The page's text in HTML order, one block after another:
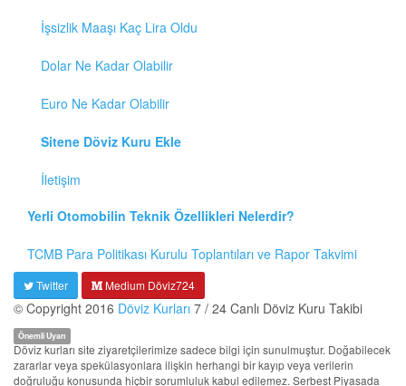
İşsizlik Maaşı Kaç Lira Oldu
Dolar Ne Kadar Olabilir
Euro Ne Kadar Olabilir
Sitene Döviz Kuru Ekle
İletişim
Yerli Otomobilin Teknik Özellikleri Nelerdir?
TCMB Para Politikası Kurulu Toplantıları ve Rapor Takvimi
Twitter Medium Döviz724
© Copyright 2016 Döviz Kurları 7 / 24 Canlı Döviz Kuru Takibi
Önemli Uyarı
Döviz kurları site ziyaretçilerimize sadece bilgi için sunulmuştur. Doğabilecek
zararlar veya spekülasyonlara ilişkin herhangi bir kayıp veya verilerin
doğruluğu konusunda hiçbir sorumluluk kabul edilemez. Serbest Piyasada